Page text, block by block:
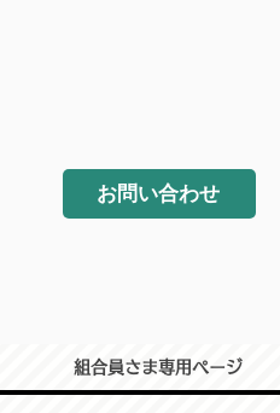
お問い合わせ
組合員さま専用ページ